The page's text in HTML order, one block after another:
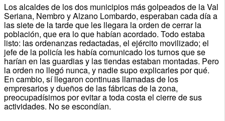
Los alcaldes de los dos municipios más golpeados de la Val
Seriana, Nembro y Alzano Lombardo, esperaban cada día a
las siete de la tarde que les llegara la orden de cerrar la
población, que era lo que habían acordado. Todo estaba
listo: las ordenanzas redactadas, el ejército movilizado; el
jefe de la policía les había comunicado los turnos que se
harían en las guardias y las tiendas estaban montadas. Pero
la orden no llegó nunca, y nadie supo explicarles por qué.
En cambio, sí llegaron continuas llamadas de los
empresarios y dueños de las fábricas de la zona,
preocupadísimos por evitar a toda costa el cierre de sus
actividades. No se escondían.